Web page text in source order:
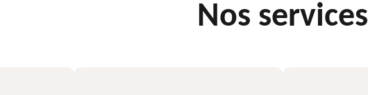
Nos services